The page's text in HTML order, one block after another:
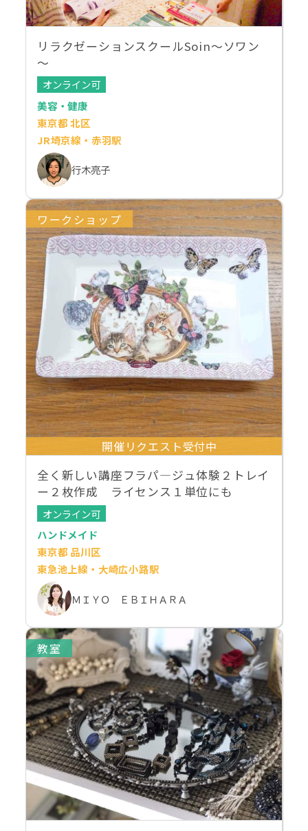
リラクゼーションスクールSoin～ソワン
～
オンライン可
美容・健康
東京都 北区
JR埼京線・赤羽駅
行木亮子
ワークショップ
開催リクエスト受付中
全く新しい講座フラパ―ジュ体験２トレイ
ー２枚作成 ライセンス１単位にも
オンライン可
ハンドメイド
東京都 品川区
東急池上線・大崎広小路駅
ＭＩＹＯ ＥＢＩＨＡＲＡ
教室